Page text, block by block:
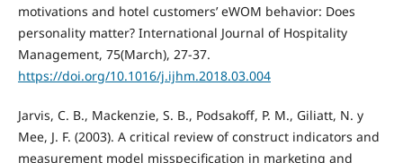
motivations and hotel customers’ eWOM behavior: Does
personality matter? International Journal of Hospitality
Management, 75(March), 27-37.
https://doi.org/10.1016/j.ijhm.2018.03.004
Jarvis, C. B., Mackenzie, S. B., Podsakoff, P. M., Giliatt, N. y
Mee, J. F. (2003). A critical review of construct indicators and
measurement model misspecification in marketing and